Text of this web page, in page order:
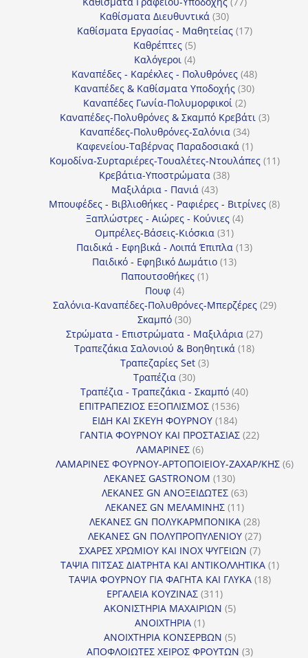
Καθίσματα Διευθυντικά 3030
προϊόντα
Καθίσματα Εργασίας - Μαθητείας 1717
Καθρέπτες 55
προϊόντα
Καλόγεροι 44
προϊόντα
Καναπέδες - Καρέκλες - Πολυθρόνες 4848
προϊόντα
Καναπέδες & Καθίσματα Υποδοχής 3030
Καναπέδες Γωνία-Πολυμορφικοί 22
προϊόντα
Καναπέδες-Πολυθρόνες & Σκαμπό Κρεβάτι 33
Καναπέδες-Πολυθρόνες-Σαλόνια 3434
προϊόντα
Καφενείου-Ταβέρνας Παραδοσιακά 11
προϊόν
Κομοδίνα-Συρταριέρες-Τουαλέτες-Ντουλάπες 1111
Κρεβάτια-Υποστρώματα 3838
Μαξιλάρια - Πανιά 4343
προϊόντα
Μπουφέδες - Βιβλιοθήκες - Ραφιέρες - Βιτρίνες 88
Ξαπλώστρες - Αιώρες - Κούνιες 44
Ομπρέλες-Βάσεις-Κιόσκια 3131
προϊόντα
Παιδικά - Εφηβικά - Λοιπά Έπιπλα 1313
Παιδικό - Εφηβικό Δωμάτιο 1313
Παπουτσοθήκες 11
Πουφ 44
προϊόντα
Σαλόνια-Καναπέδες-Πολυθρόνες-Μπερζέρες 2929
Σκαμπό 3030
προϊόντα
Στρώματα - Επιστρώματα - Μαξιλάρια 2727
Τραπεζάκια Σαλονιού & Βοηθητικά 1818
Τραπεζαρίες Set 33
Τραπέζια 3030
προϊόντα
Τραπέζια - Τραπεζάκια - Σκαμπό 4040
ΕΠΙΤΡΑΠΕΖΙΟΣ ΕΞΟΠΛΙΣΜΟΣ 15361536
προϊόντα
ΕΙΔΗ ΚΑΙ ΣΚΕΥΗ ΦΟΥΡΝΟΥ 184184
προϊόντα
ΓΑΝΤΙΑ ΦΟΥΡΝΟΥ ΚΑΙ ΠΡΟΣΤΑΣΙΑΣ 2222
ΛΑΜΑΡΙΝΕΣ 66
προϊόντα
ΛΑΜΑΡΙΝΕΣ ΦΟΥΡΝΟΥ-ΑΡΤΟΠΟΙΕΙΟΥ-ΖΑΧΑΡ/ΚΗΣ 66
ΛΕΚΑΝΕΣ GASTRONOM 130130
προϊόντα
ΛΕΚΑΝΕΣ GN ΑΝΟΞΕΙΔΩΤΕΣ 6363
ΛΕΚΑΝΕΣ GN ΜΕΛΑΜΙΝΗΣ 1111
προϊόντα
ΛΕΚΑΝΕΣ GN ΠΟΛΥΚΑΡΜΠΟΝΙΚΑ 2828
προϊόντα
ΛΕΚΑΝΕΣ GN ΠΟΛΥΠΡΟΠΥΛΕΝΙΟΥ 2727
προϊόντα
ΣΧΑΡΕΣ ΧΡΩΜΙΟΥ ΚΑΙ INOX ΨΥΓΕΙΩΝ 77
προϊόντα
ΤΑΨΙΑ ΠΙΤΣΑΣ ΔΙΑΤΡΗΤΑ ΚΑΙ ΑΝΤΙΚΟΛΛΗΤΙΚΑ 11
ΤΑΨΙΑ ΦΟΥΡΝΟΥ ΓΙΑ ΦΑΓΗΤΑ ΚΑΙ ΓΛΥΚΑ 1818
ΕΡΓΑΛΕΙΑ ΚΟΥΖΙΝΑΣ 311311
προϊόντα
ΑΚΟΝΙΣΤΗΡΙΑ ΜΑΧΑΙΡΙΩΝ 55
ΑΝΟΙΧΤΗΡΙΑ 11
προϊόν
ΑΝΟΙΧΤΗΡΙΑ ΚΟΝΣΕΡΒΩΝ 55
προϊόντα
ΑΠΟΦΛΟΙΩΤΕΣ ΧΕΙΡΟΣ ΦΡΟΥΤΩΝ 33